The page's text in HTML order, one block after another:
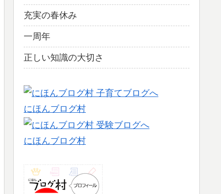
充実の春休み
一周年
正しい知識の大切さ
にほんブログ村
にほんブログ村